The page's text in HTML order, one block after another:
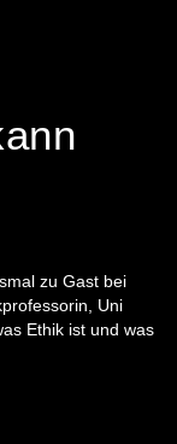
zu Gast bei
Uni
Ethik ist und was